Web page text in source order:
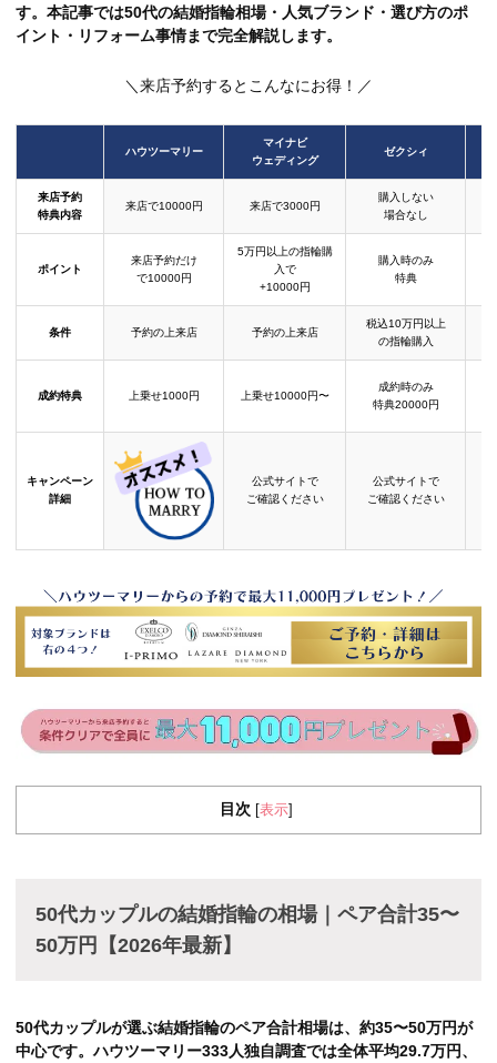
す。本記事では50代の結婚指輪相場・人気ブランド・選び方のポ
イント・リフォーム事情まで完全解説します。
＼来店予約するとこんなにお得！／
ハウツーマリー
マイナビ
ウェディング
ゼクシィ
来店予約
特典内容
来店で10000円 来店で3000円
購入しない
場合なし
ポイント
来店予約だけ
で10000円
5万円以上の指輪購
入で
+10000円
購入時のみ
特典
条件 予約の上来店 予約の上来店
税込10万円以上
の指輪購入
成約特典 上乗せ1000円 上乗せ10000円〜
成約時のみ
特典20000円
キャンペーン
詳細
公式サイトで
ご確認ください
公式サイトで
ご確認ください
目次 表示
50代カップルの結婚指輪の相場｜ペア合計35〜
50万円【2026年最新】
50代カップルが選ぶ結婚指輪のペア合計相場は、約35〜50万円が
中心です。ハウツーマリー333人独自調査では全体平均29.7万円、